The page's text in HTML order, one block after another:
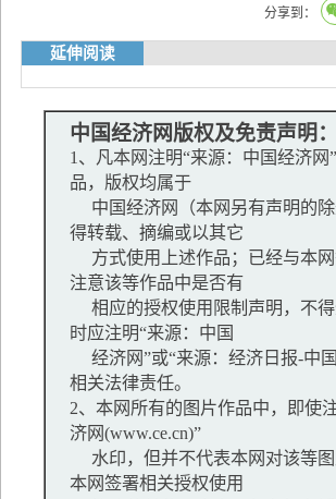
分享到：
延伸阅读
中国经济网版权及免责声明：
1、凡本网注明“来源：中国经济
品，版权均属于
中国经济网（本网另有声明的
得转载、摘编或以其它
方式使用上述作品；已经与本
注意该等作品中是否有
相应的授权使用限制声明，不
时应注明“来源：中国
经济网”或“来源：经济日报-中
相关法律责任。
2、本网所有的图片作品中，即使
济网(www.ce.cn)”
水印，但并不代表本网对该等
本网签署相关授权使用